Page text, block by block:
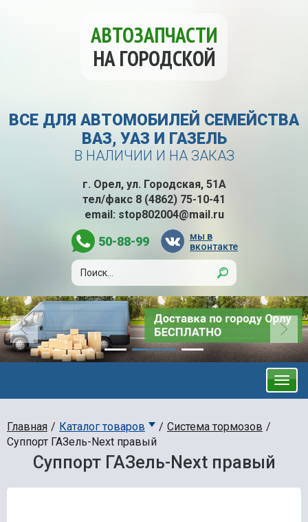
АВТОЗАПЧАСТИ
НА ГОРОДСКОЙ
ВСЕ ДЛЯ АВТОМОБИЛЕЙ СЕМЕЙСТВА
ВАЗ, УАЗ И ГАЗЕЛЬ
В НАЛИЧИИ И НА ЗАКАЗ
г. Орел, ул. Городская, 51А
тел/факс 8 (4862) 75-10-41
email: stop802004@mail.ru
50-88-99
мы в
вконтакте
Главная Каталог товаров
Система тормозов
Суппорт ГАЗель-Next правый
Суппорт ГАЗель-Next правый